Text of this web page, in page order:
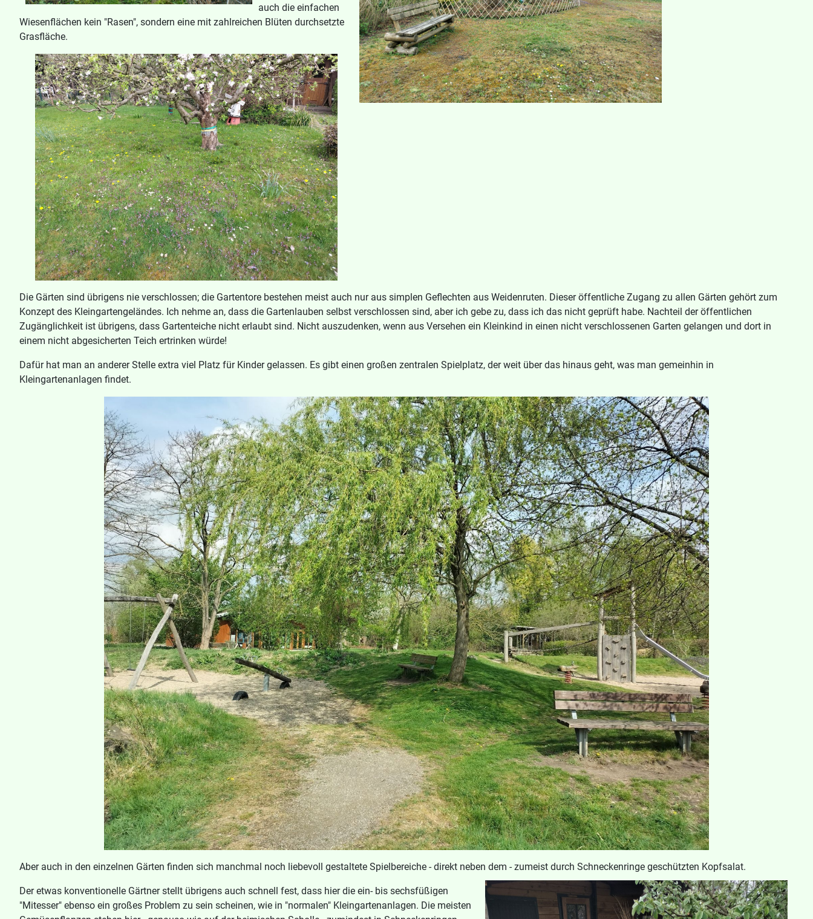
auch die einfachen
Wiesenflächen kein "Rasen", sondern eine mit zahlreichen Blüten durchsetzte
Grasfläche.
Die Gärten sind übrigens nie verschlossen; die Gartentore bestehen meist auch nur aus simplen Geflechten aus Weidenruten. Dieser öffentliche Zugang zu allen Gärten gehört zum
Konzept des Kleingartengeländes. Ich nehme an, dass die Gartenlauben selbst verschlossen sind, aber ich gebe zu, dass ich das nicht geprüft habe. Nachteil der öffentlichen
Zugänglichkeit ist übrigens, dass Gartenteiche nicht erlaubt sind. Nicht auszudenken, wenn aus Versehen ein Kleinkind in einen nicht verschlossenen Garten gelangen und dort in
einem nicht abgesicherten Teich ertrinken würde!
Dafür hat man an anderer Stelle extra viel Platz für Kinder gelassen. Es gibt einen großen zentralen Spielplatz, der weit über das hinaus geht, was man gemeinhin in
Kleingartenanlagen findet.
Aber auch in den einzelnen Gärten finden sich manchmal noch liebevoll gestaltete Spielbereiche - direkt neben dem - zumeist durch Schneckenringe geschützten Kopfsalat.
Der etwas konventionelle Gärtner stellt übrigens auch schnell fest, dass hier die ein- bis sechsfüßigen
"Mitesser" ebenso ein großes Problem zu sein scheinen, wie in "normalen" Kleingartenanlagen. Die meisten